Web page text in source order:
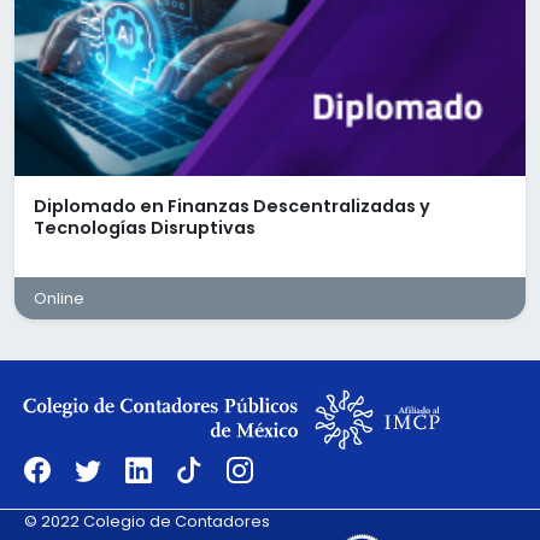
Conocimiento y comprensión del Código
Fiscal, LISR, LIVA
Deberás contar con lo siguiente:
Licenciatura en Contaduría (Pasante,
Titulado).
Experiencia mínima de 4 a 6 años en
consultoría y/o cumplimiento fiscal.
Manejo avanzado de paquetería office y
Conocimientos en materia de ISR, análisis y
Excelentes habilidades de escucha,
comunicación y manejo de equipo.
Compensación por arriba del mercado
Vales de despensa
Diplomado en Finanzas Descentralizadas y
Tecnologías Disruptivas
Online
© 2022 Colegio de Contadores